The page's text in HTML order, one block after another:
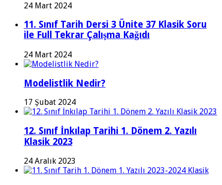
24 Mart 2024
11. Sınıf Tarih Dersi 3 Ünite 37 Klasik Soru
ile Full Tekrar Çalışma Kağıdı
24 Mart 2024
Modelistlik Nedir?
17 Şubat 2024
12. Sınıf İnkılap Tarihi 1. Dönem 2. Yazılı
Klasik 2023
24 Aralık 2023